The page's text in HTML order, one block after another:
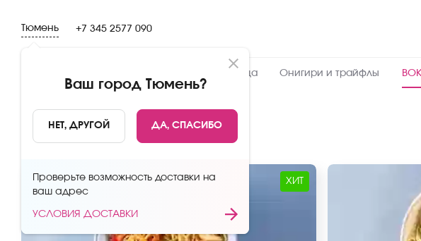
Тюмень
Ваш город Тюмень?
НЕТ, ДРУГОЙ ДА, СПАСИБО
Проверьте возможность доставки на
ваш адрес
УСЛОВИЯ ДОСТАВКИ
+7 345 2577 090
Пицца Онигири и трайфлы ВОК
ВОК
ХИТ